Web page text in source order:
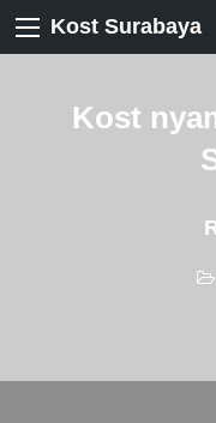
Kost Surabaya
Kost